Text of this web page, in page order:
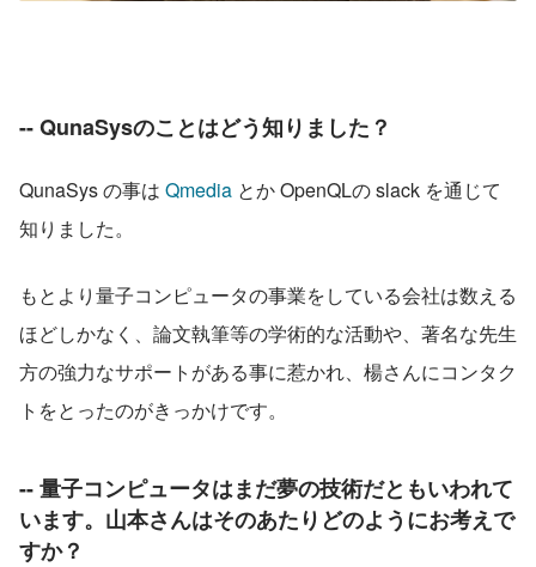
-- QunaSysのことはどう知りました？
QunaSys の事は Qmedia とか OpenQLの slack を通じて
知りました。
もとより量子コンピュータの事業をしている会社は数える
ほどしかなく、論文執筆等の学術的な活動や、著名な先生
方の強力なサポートがある事に惹かれ、楊さんにコンタク
トをとったのがきっかけです。
-- 量子コンピュータはまだ夢の技術だともいわれて
います。山本さんはそのあたりどのようにお考えで
すか？